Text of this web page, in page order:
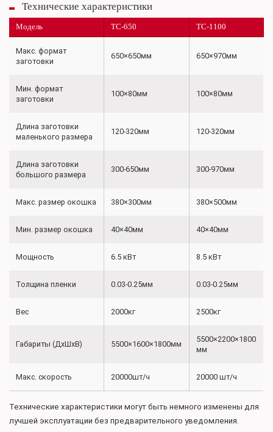
Технические характеристики
Модель TC-650 TC-1100
Макс. формат
заготовки
650×650мм 650×970мм
Мин. формат
заготовки
100×80мм 100×80мм
Длина заготовки
маленького размера
120-320мм 120-320мм
Длина заготовки
большого размера
300-650мм 300-970мм
Макс. размер окошка 380×300мм 380×500мм
Мин. размер окошка 40×40мм 40×40мм
Мощность 6.5 кВт 8.5 кВт
Толщина пленки 0.03-0.25мм 0.03-0.25мм
Вес 2000кг 2500кг
Габариты (ДхШхВ) 5500×1600×1800мм
5500×2200×1800
мм
Макс. скорость 20000шт/ч 20000 шт/ч
Технические характеристики могут быть немного изменены для
лучшей эксплуатации без предварительного уведомления.